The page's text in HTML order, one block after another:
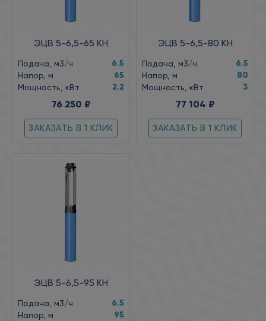
ЭЦВ 5-6,5-65 КН
Подача, м3/ч 6.5
Напор, м 65
Мощность, кВт 2.2
76 250 ₽
ЗАКАЗАТЬ В 1 КЛИК
ЭЦВ 5-6,5-80 КН
Подача, м3/ч 6.5
Напор, м 80
Мощность, кВт 3
77 104 ₽
ЗАКАЗАТЬ В 1 КЛИК
ЭЦВ 5-6,5-95 КН
Подача, м3/ч 6.5
Напор, м 95